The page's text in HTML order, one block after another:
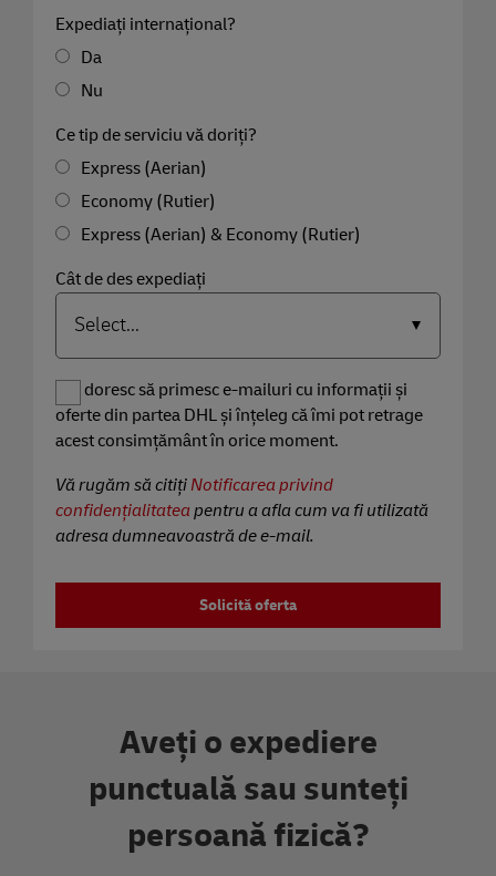
Expediați internațional?
Da
Nu
Ce tip de serviciu vă doriți?
Express (Aerian)
Economy (Rutier)
Express (Aerian) & Economy (Rutier)
Cât de des expediați
Da, doresc să primesc e-mailuri cu informații și
oferte din partea DHL și înțeleg că îmi pot retrage
acest consimțământ în orice moment.
Vă rugăm să citițiNotificarea privind
confidențialitateapentru a afla cum va fi utilizată
adresa dumneavoastră de e-mail.
Solicită oferta
Aveți o expediere
punctuală sau sunteți
persoană fizică?